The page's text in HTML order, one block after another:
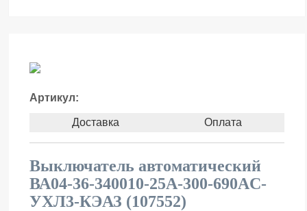
Артикул:
Доставка Оплата
Выключатель автоматический
ВА04-36-340010-25А-300-690AC-
УХЛ3-КЭАЗ (107552)